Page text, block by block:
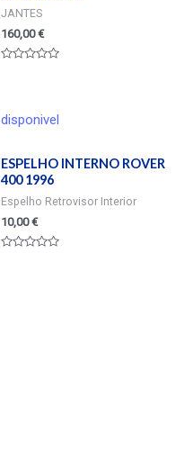
JANTES
160,00€
5
disponivel
ESPELHO INTERNO ROVER
400 1996
Espelho Retrovisor Interior
10,00€